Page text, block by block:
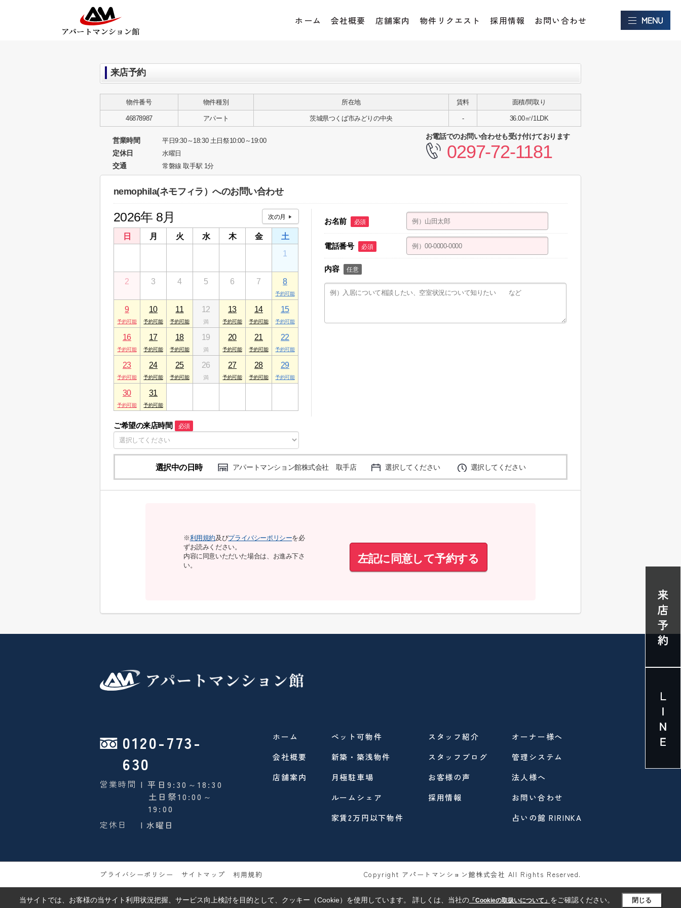
ホーム 会社概要 店舗案内 物件リクエスト 採用情報 お問い合わせ
来店予約
物件番号 物件種別 所在地 賃料 面積/間取り
46878987 アパート 茨城県つくば市みどりの中央 - 36.00㎡/1LDK
営業時間 平日9:30～18:30 土日祭10:00～19:00
定休日 水曜日
交通 常磐線 取手駅 1分
お電話でのお問い合わせも受け付けております
0297-72-1181
nemophila(ネモフィラ）へのお問い合わせ
2026年 8月
日 月 火 水 木 金
土
1
2 3 4 5 6 7 8
9 10 11 12 13 14 15
16 17 18 19 20 21 22
23 24 25 26 27 28 29
30 31
ご希望の来店時間 必須
お名前 必須
電話番号 必須
内容 任意
選択中の日時 アパートマンション館株式会社 取手店 選択してください 選択してください
※利用規約及びプライバシーポリシーを必
ずお読みください。
内容に同意いただいた場合は、お進み下さ
い。
左記に同意して予約する
0120-773-
630
営業時間 | 平日9:30～18:30
土日祭10:00～
19:00
定休日
| 水曜日
ホーム
会社概要
店舗案内
ペット可物件
新築・築浅物件
月極駐車場
ルームシェア
家賃2万円以下物件
スタッフ紹介
スタッフブログ
お客様の声
採用情報
オーナー様へ
管理システム
法人様へ
お問い合わせ
占いの館 RIRINKA
プライバシーポリシー サイトマップ 利用規約 Copyright アパートマンション館株式会社 All Rights Reserved.
当サイトでは、お客様の当サイト利用状況把握、サービス向上検討を目的として、クッキー（Cookie）を使用しています。 詳しくは、当社の「Cookieの取扱いについて」 をご確認ください。 閉じる